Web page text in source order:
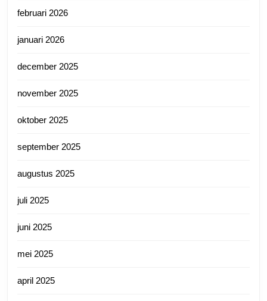
februari 2026
januari 2026
december 2025
november 2025
oktober 2025
september 2025
augustus 2025
juli 2025
juni 2025
mei 2025
april 2025